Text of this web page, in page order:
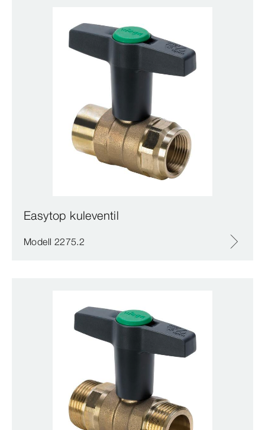
Easytop kuleventil
Modell 2275.2